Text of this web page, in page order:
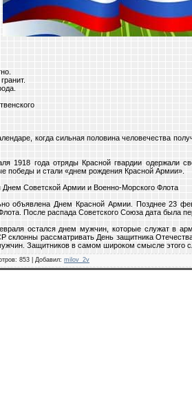
когда сильная половина человечества
1918 года отряды Красной гвардии
победы и стали «днем рождения Красной Армии».
Днем Советской Армии и Военно-Морского Флота
объявлена Днем Красной Армии. Позднее 23
После распада Советского Союза дата была
остался днем мужчин, которые служат в
рассматривать День защитника
Защитников в самом широком смысле этого
: 853 | Добавил: milov_2v